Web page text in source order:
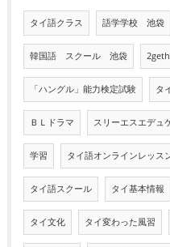
タイ語クラス 語学学校 池袋
韓国語 スクール 池袋
「ハングル」能力検定試験 タ
ＢＬドラマ スリーエスエデュ
学習 タイ語オンラインレッス
タイ語スクール タイ基本情報
タイ文化 タイ変わった風習